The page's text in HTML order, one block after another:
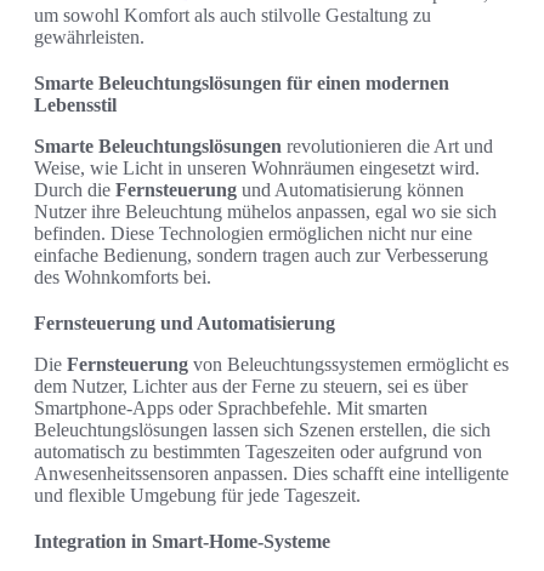
um sowohl Komfort als auch stilvolle Gestaltung zu
gewährleisten.
Smarte Beleuchtungslösungen für einen modernen
Lebensstil
Smarte Beleuchtungslösungen revolutionieren die Art und
Weise, wie Licht in unseren Wohnräumen eingesetzt wird.
Durch die Fernsteuerung und Automatisierung können
Nutzer ihre Beleuchtung mühelos anpassen, egal wo sie sich
befinden. Diese Technologien ermöglichen nicht nur eine
einfache Bedienung, sondern tragen auch zur Verbesserung
des Wohnkomforts bei.
Fernsteuerung und Automatisierung
Die Fernsteuerung von Beleuchtungssystemen ermöglicht es
dem Nutzer, Lichter aus der Ferne zu steuern, sei es über
Smartphone-Apps oder Sprachbefehle. Mit smarten
Beleuchtungslösungen lassen sich Szenen erstellen, die sich
automatisch zu bestimmten Tageszeiten oder aufgrund von
Anwesenheitssensoren anpassen. Dies schafft eine intelligente
und flexible Umgebung für jede Tageszeit.
Integration in Smart-Home-Systeme